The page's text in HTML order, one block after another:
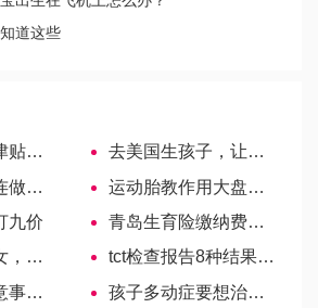
道这些
读！
去美国生孩子，让孩子有一个不同的教育起点
多高？
运动胎教作用大盘点，对孕妈、胎儿好处多多
九价
青岛生育险缴纳费用方式汇总！即墨区交钱时间有变更
复！
tct检查报告8种结果划分，手把手教你看懂化验单
雷！
孩子多动症要想治疗完全，中成药+康复训练才是关键